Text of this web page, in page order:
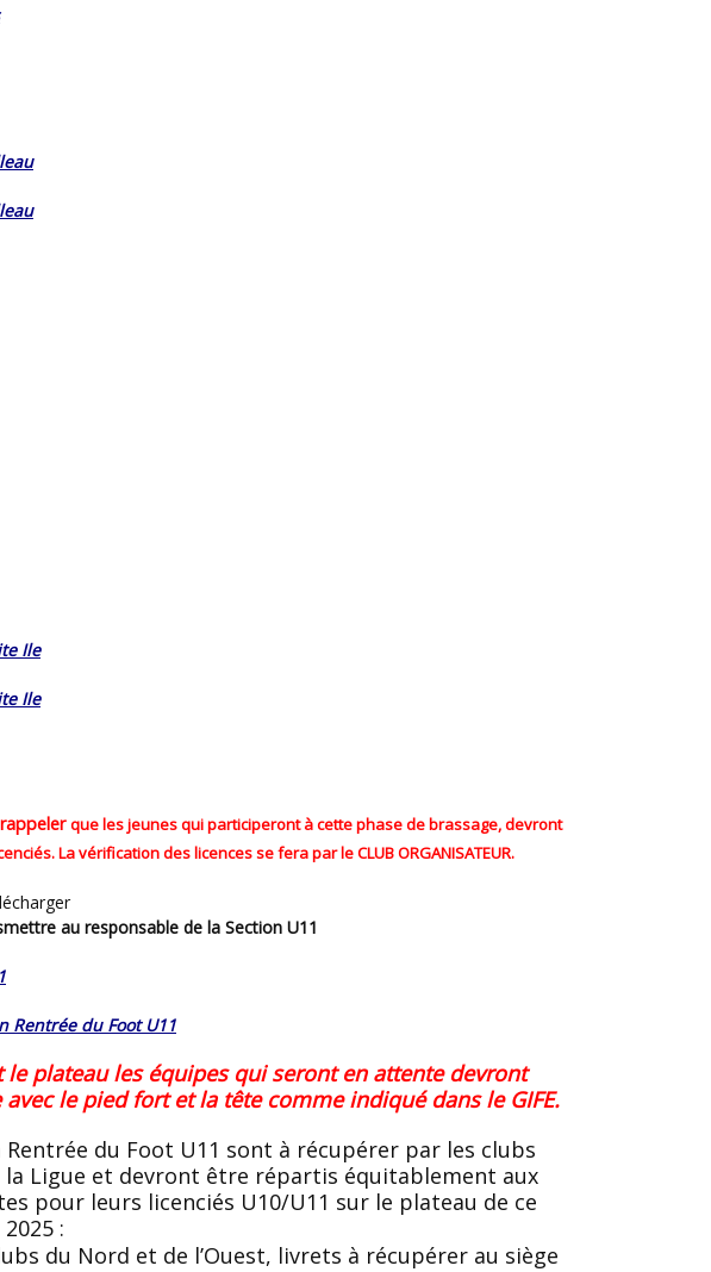
Ile
Ile
que les jeunes qui participeront à cette phase de brassage, devront
La vérification des licences se fera par le CLUB ORGANISATEUR.
au responsable de la Section U11
Rentrée du Foot U11
le pied fort et la tête comme indiqué dans le GIFE.
la Ligue et devront être répartis équitablement aux
pour leurs licenciés U10/U11 sur le plateau de ce
:
du Nord et de l’Ouest, livrets à récupérer au siège